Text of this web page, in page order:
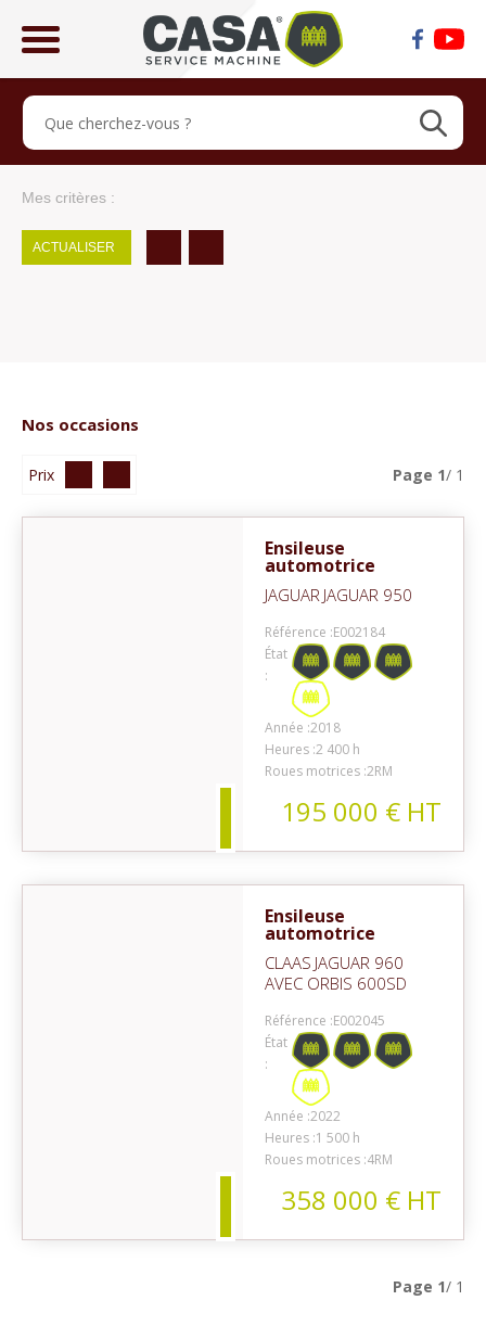
Mes critères :
ACTUALISER
Nos occasions
Prix Page 1/ 1
Ensileuse
automotrice
JAGUAR JAGUAR 950
Référence :E002184
État
:
Année :2018
Heures :2 400 h
Roues motrices :2RM
195 000 € HT
Ensileuse
automotrice
CLAAS JAGUAR 960
AVEC ORBIS 600SD
Référence :E002045
État
:
Année :2022
Heures :1 500 h
Roues motrices :4RM
358 000 € HT
Page 1/ 1